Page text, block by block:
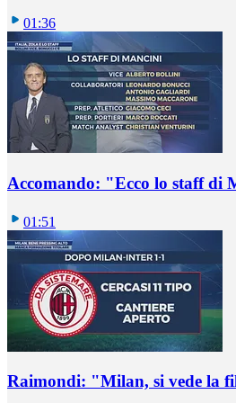
01:36
Accomando: "Ecco lo staff di
01:51
Raimondi: "Milan, si vede la